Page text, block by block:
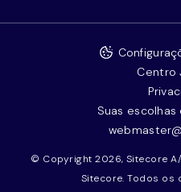
© Copyright 2026, Sitecore
Sitecore. Todos os
Centro
Suas